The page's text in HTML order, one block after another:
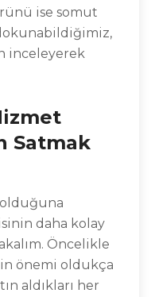
ise somut
inceleyerek
Satmak
daha kolay
Öncelikle
önemi oldukça
aldıkları her